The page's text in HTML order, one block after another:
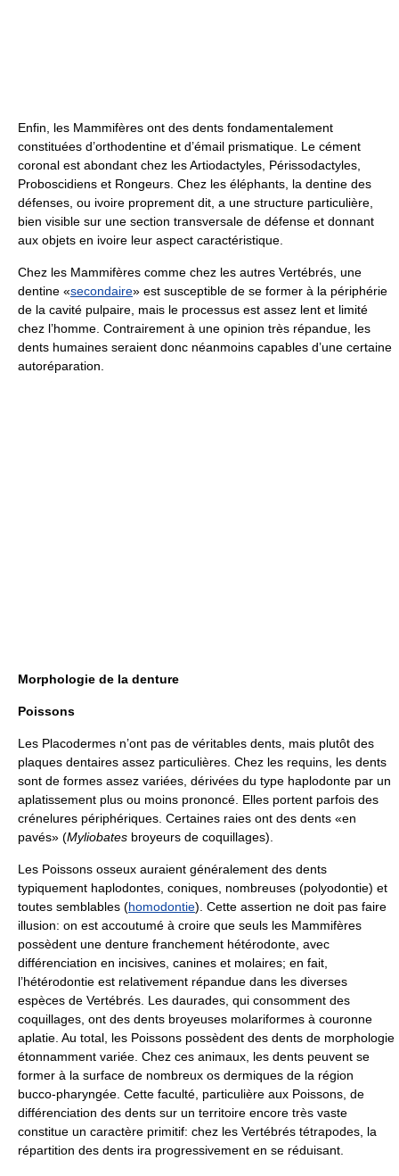
Enfin, les Mammifères ont des dents fondamentalement
constituées d’orthodentine et d’émail prismatique. Le cément
coronal est abondant chez les Artiodactyles, Périssodactyles,
Proboscidiens et Rongeurs. Chez les éléphants, la dentine des
défenses, ou ivoire proprement dit, a une structure particulière,
bien visible sur une section transversale de défense et donnant
aux objets en ivoire leur aspect caractéristique.
Chez les Mammifères comme chez les autres Vertébrés, une
dentine «secondaire» est susceptible de se former à la périphérie
de la cavité pulpaire, mais le processus est assez lent et limité
chez l’homme. Contrairement à une opinion très répandue, les
dents humaines seraient donc néanmoins capables d’une certaine
autoréparation.
Morphologie de la denture
Poissons
Les Placodermes n’ont pas de véritables dents, mais plutôt des
plaques dentaires assez particulières. Chez les requins, les dents
sont de formes assez variées, dérivées du type haplodonte par un
aplatissement plus ou moins prononcé. Elles portent parfois des
crénelures périphériques. Certaines raies ont des dents «en
pavés» (Myliobates broyeurs de coquillages).
Les Poissons osseux auraient généralement des dents
typiquement haplodontes, coniques, nombreuses (polyodontie) et
toutes semblables (homodontie). Cette assertion ne doit pas faire
illusion: on est accoutumé à croire que seuls les Mammifères
possèdent une denture franchement hétérodonte, avec
différenciation en incisives, canines et molaires; en fait,
l’hétérodontie est relativement répandue dans les diverses
espèces de Vertébrés. Les daurades, qui consomment des
coquillages, ont des dents broyeuses molariformes à couronne
aplatie. Au total, les Poissons possèdent des dents de morphologie
étonnamment variée. Chez ces animaux, les dents peuvent se
former à la surface de nombreux os dermiques de la région
bucco-pharyngée. Cette faculté, particulière aux Poissons, de
différenciation des dents sur un territoire encore très vaste
constitue un caractère primitif: chez les Vertébrés tétrapodes, la
répartition des dents ira progressivement en se réduisant.